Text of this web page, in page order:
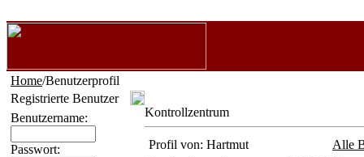
Home/Benutzerprofil
Registrierte Benutzer
Benutzername:
Passwort:
Kontrollzentrum
Profil von: Hartmut
Alle